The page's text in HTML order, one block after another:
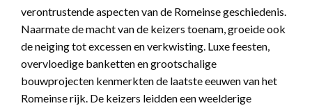
verontrustende aspecten van de Romeinse geschiedenis.
Naarmate de macht van de keizers toenam, groeide ook
de neiging tot excessen en verkwisting. Luxe feesten,
overvloedige banketten en grootschalige
bouwprojecten kenmerkten de laatste eeuwen van het
Romeinse rijk. De keizers leidden een weelderige